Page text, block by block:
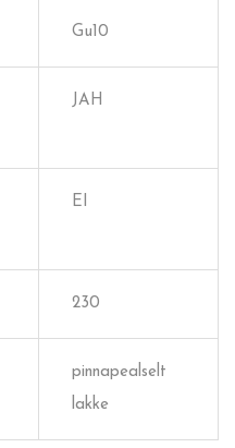
Gu10
JAH
EI
230
pinnapealselt
lakke